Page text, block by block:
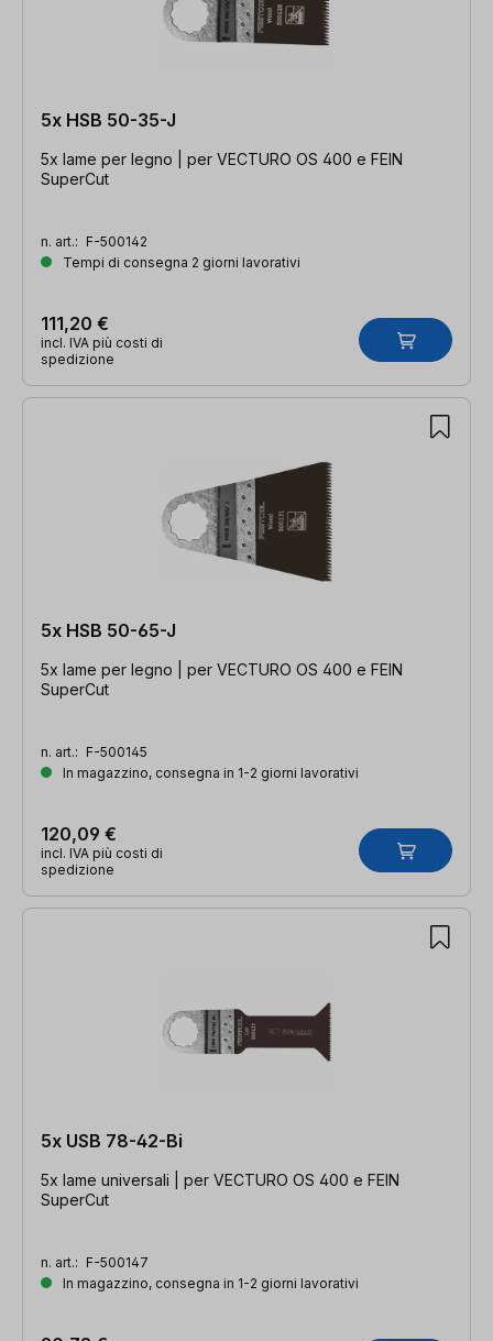
5x HSB 50-35-J
5x lame per legno | per VECTURO OS 400 e FEIN
SuperCut
n. art.: F-500142
Tempi di consegna 2 giorni lavorativi
111,20 €
incl. IVA più costi di
spedizione
5x HSB 50-65-J
5x lame per legno | per VECTURO OS 400 e FEIN
SuperCut
n. art.: F-500145
In magazzino, consegna in 1-2 giorni lavorativi
120,09 €
incl. IVA più costi di
spedizione
5x USB 78-42-Bi
5x lame universali | per VECTURO OS 400 e FEIN
SuperCut
n. art.: F-500147
In magazzino, consegna in 1-2 giorni lavorativi